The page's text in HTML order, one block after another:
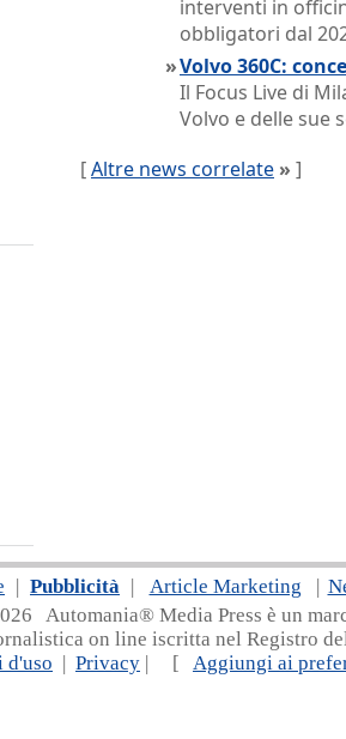
interventi in
obbligatori dal
»Volvo 360C:
Il Focus Live di
Volvo e delle sue
[Altre news correlate » ]
| Pubblicità | Article Marketing |
26 Automania® Media Press è un
on line iscritta nel Registro
d'uso | Privacy | [ Aggiungi ai